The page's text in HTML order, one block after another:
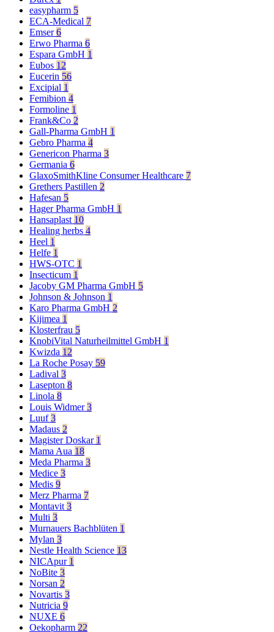
easypharm 5
ECA-Medical 7
Emser6
Erwo Pharma 6
Espara GmbH 1
Eubos 12
Eucerin 56
Excipial 1
Femibion 4
Formoline 1
Frank&Co 2
Gall-Pharma GmbH 1
Gebro Pharma 4
Genericon Pharma 3
Germania 6
GlaxoSmithKline Consumer Healthcare 7
Grethers Pastillen 2
Hafesan 5
Hager Pharma GmbH 1
Hansaplast 10
Healing herbs 4
Heel 1
Helfe 1
HWS-OTC 1
Insecticum 1
Jacoby GM Pharma GmbH 5
Johnson & Johnson 1
Karo Pharma GmbH 2
Kijimea 1
Klosterfrau 5
KnobiVital Naturheilmittel GmbH 1
Kwizda 12
La Roche Posay 59
Ladival 3
Lasepton 8
Linola 8
Louis Widmer3
Luuf3
Madaus 2
Magister Doskar 1
Mama Aua 18
Meda Pharma 3
Medice 3
Medis 9
Merz Pharma 7
Montavit 3
Multi 3
Murnauers Bachblüten 1
Mylan 3
Nestle Health Science 13
NICApur 1
NoBite 3
Norsan 2
Novartis 3
Nutricia 9
NUXE 6
Oekopharm 22